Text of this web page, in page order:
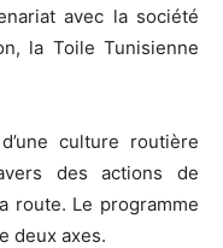
avec la société
la Toile Tunisienne
culture routière
des actions de
route. Le programme
deux axes.